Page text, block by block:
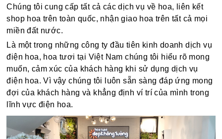
Chúng tôi cung cấp tất cả các dịch vụ về hoa, liên kết
shop hoa trên toàn quốc, nhận giao hoa trên tất cả mọi
miền đất nước.
Là một trong những công ty đầu tiên kinh doanh dịch vụ
điện hoa, hoa tươi tại Việt Nam chúng tôi hiểu rõ mong
muốn, cảm xúc của khách hàng khi sử dụng dịch vụ
điện hoa. Vì vậy chúng tôi luôn sẵn sàng đáp ứng mong
đợi của khách hàng và khẳng định ví trí của mình trong
lĩnh vực điện hoa.